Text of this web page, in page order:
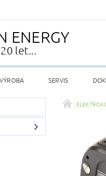
ENERGY
let...
VÝROBA SERVIS